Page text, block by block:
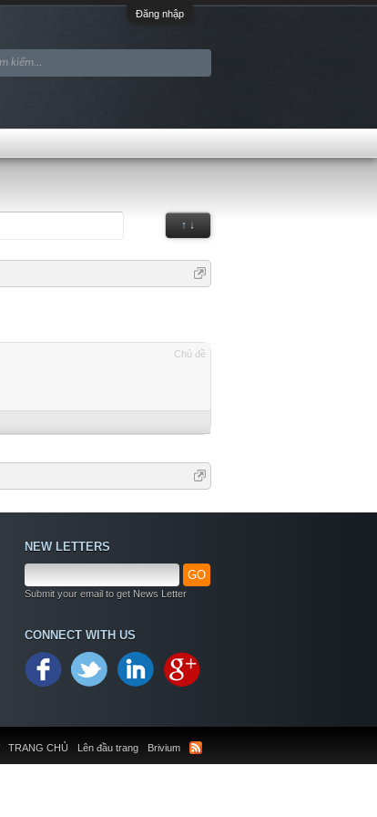
Đăng nhập
↑ ↓
Chủ đề
NEW LETTERS
GO
Submit your email to get News Letter
CONNECT WITH US
TRANG CHỦ Lên đầu trang Brivium